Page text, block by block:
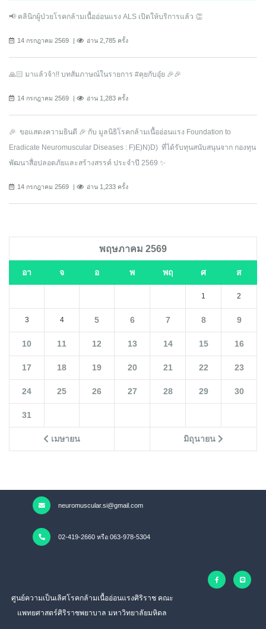
📢 คลินิกผู้ป่วยโรคกล้ามเนื้ออ่อนแรง ALS เปิดให้บริการแล้ว 👏
14 กรกฎาคม 2569 อ่าน 2,785 ครั้ง
🙏🏻 มาแล้วจ้า!! บทสัมภาษณ์ในรายการ #คุยกับอุ๋ย 🎉🎉
14 กรกฎาคม 2569 อ่าน 1,283 ครั้ง
🎉 ขอแสดงความยินดี 🎉 กับ มูลนิธิโรคกล้ามเนื้ออ่อนแรง Foundation to
Eradicate Neuromuscular Diseases : F)E)N)D) ที่ได้รับทุนสนับสนุนจาก กองทุน
พัฒนาสื่อปลอดภัยและสร้างสรรค์ ประจำปี 2569 ✨
14 กรกฎาคม 2569 อ่าน 1,233 ครั้ง
พฤษภาคม 2569
อา จ อ พ พฤ ศ ส
เมษายน มิถุนายน
1 2
3 4 5 6 7 8 9
10 11 12 13 14 15 16
17 18 19 20 21 22 23
24 25 26 27 28 29 30
31
neuromuscular.si@gmail.com
02-419-2660 หรือ 063-978-5304
ศูนย์ความเป็นเลิศโรคกล้ามเนื้ออ่อนแรงศิริราช คณะ
แพทยศาสตร์ศิริราชพยาบาล มหาวิทยาลัยมหิดล